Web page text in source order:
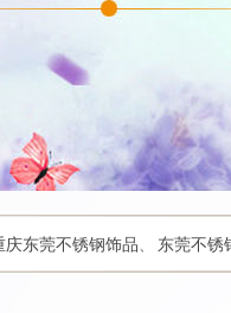
庆东莞不锈钢饰品、 东莞不锈